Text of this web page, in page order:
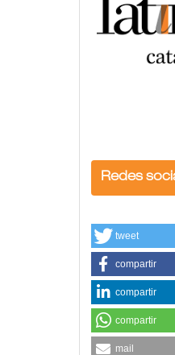
Redes
tweet
compartir
compartir
compartir
mail